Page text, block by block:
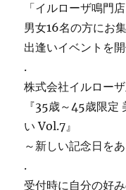
「イルローザ鳴門
男女16名の方にお
出逢いイベントを
.
株式会社イルロー
『35歳～45歳限定
い Vol.7』
～新しい記念日を
.
受付時に自分の好